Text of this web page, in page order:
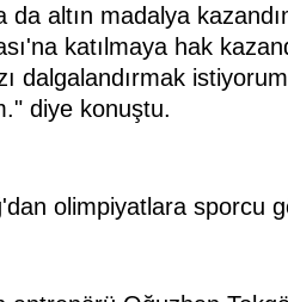
da altın madalya
katılmaya hak
dalgalandırmak
diye konuştu.
olimpiyatlara sporcu